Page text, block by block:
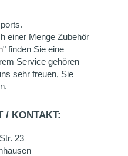
einer Menge Zubehör
" finden Sie eine
Service gehören
sehr freuen, Sie
/ KONTAKT:
23